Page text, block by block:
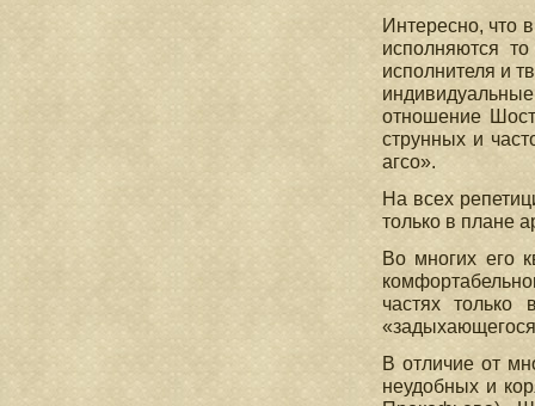
Интересно, что
исполняются
исполнителя и
отношение
струнных и
агсо».
На всех
только в плане
Во многих его
частях только
В отличие от
неудобных и